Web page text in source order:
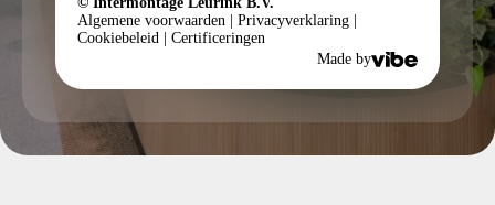
Algemene voorwaarden
Privacyverklaring
Cookiebeleid
Certificeringen
Made by